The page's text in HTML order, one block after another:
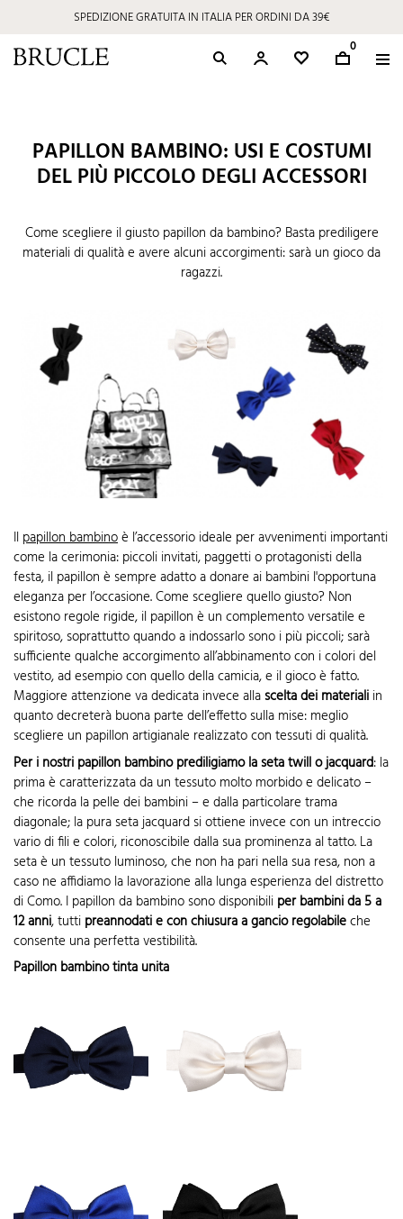
SPEDIZIONE GRATUITA IN ITALIA PER ORDINI DA 39€
0
PAPILLON BAMBINO: USI E COSTUMI
DEL PIÙ PICCOLO DEGLI ACCESSORI
Come scegliere il giusto papillon da bambino? Basta prediligere
materiali di qualità e avere alcuni accorgimenti: sarà un gioco da
ragazzi.
Il papillon bambinoè l’accessorio ideale per avvenimenti importanti
come la cerimonia: piccoli invitati, paggetti o protagonisti della
festa, il papillon è sempre adatto a donare ai bambini l'opportuna
eleganza per l’occasione. Come scegliere quello giusto? Non
esistono regole rigide, il papillon è un complemento versatile e
spiritoso, soprattutto quando a indossarlo sono i più piccoli; sarà
sufficiente qualche accorgimento all’abbinamento con i colori del
vestito, ad esempio con quello della camicia, e il gioco è fatto.
Maggiore attenzione va dedicata invece allasceltadei materiali in
quanto decreterà buona parte dell’effetto sulla mise: meglio
scegliere un papillon artigianale realizzato con tessuti di qualità.
Per i nostri papillon bambino prediligiamo la seta twill o jacquard: la
prima è caratterizzata da un tessuto molto morbido e delicato –
che ricorda la pelle dei bambini – e dalla particolare trama
diagonale; la pura seta jacquard si ottiene invece con un intreccio
vario di fili e colori, riconoscibile dalla sua prominenza al tatto. La
seta è un tessuto luminoso, che non ha pari nella sua resa, non a
caso ne affidiamo la lavorazione alla lunga esperienza del distretto
di Como. I papillon da bambino sono disponibili per bambini da 5 a
12 anni, tutti preannodati e con chiusura a gancio regolabileche
consente una perfetta vestibilità.
Papillon bambino tinta unita